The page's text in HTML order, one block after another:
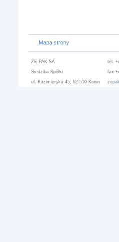
Mapa strony
ZE PAK SA
Siedziba Spółki
ul. Kazimierska 45, 62-510 Konin
tel.
fax